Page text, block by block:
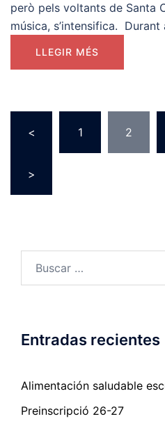
però pels voltants de Santa
música, s’intensifica.
LLEGIR MÉS
< 1 2
>
Entradas recientes
Alimentación saludable
Preinscripció 26-27